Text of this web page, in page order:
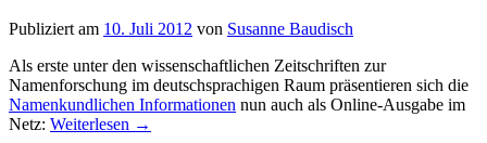
Publiziert am 10. Juli 2012 von Susanne Baudisch
Als erste unter den wissenschaftlichen Zeitschriften zur
Namenforschung im deutschsprachigen Raum präsentieren sich die
Namenkundlichen Informationen nun auch als Online-Ausgabe im
Netz: Weiterlesen →